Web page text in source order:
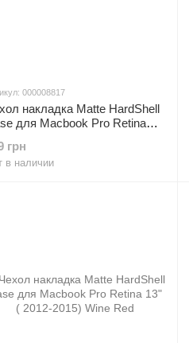
000008817
накладка Matte HardShell
для Macbook Pro Retina
грн
в наличии